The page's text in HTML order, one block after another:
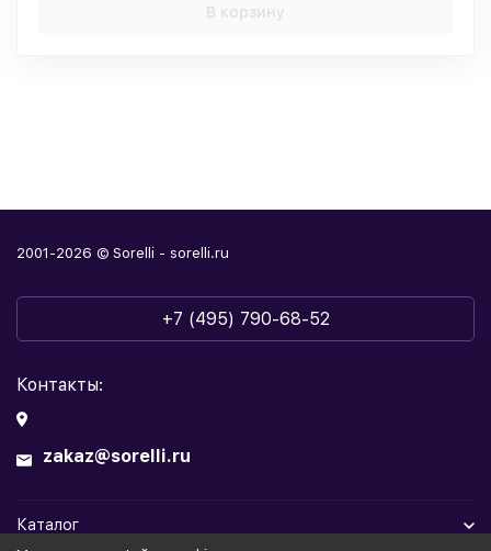
В корзину
2001-2026 © Sorelli - sorelli.ru
+7 (495) 790-68-52
Контакты:
zakaz@sorelli.ru
Каталог